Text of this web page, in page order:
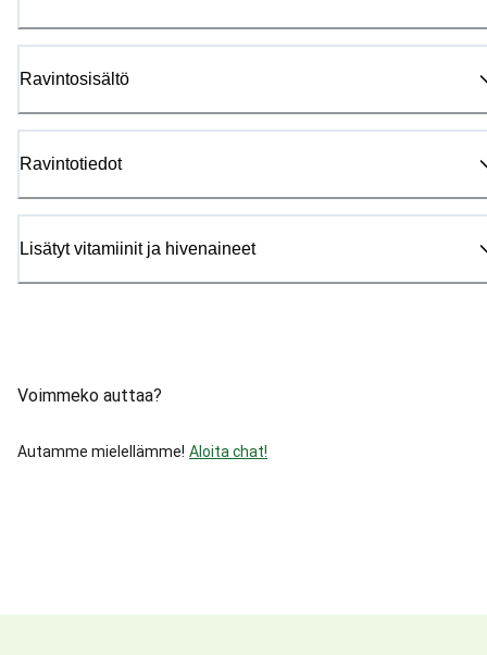
Ravintosisältö
Ravintotiedot
Lisätyt vitamiinit ja hivenaineet
Voimmeko auttaa?
Autamme mielellämme! Aloita chat!